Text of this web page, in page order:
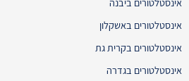
אינסטלטורים באשקלון
אינסטלטורים בקרית גת
אינסטלטורים בגדרה